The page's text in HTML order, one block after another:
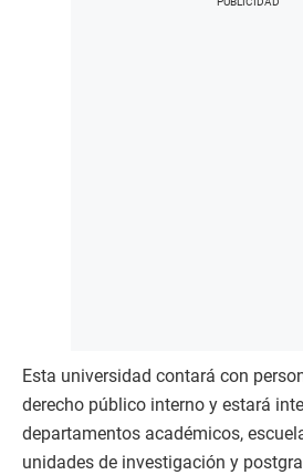
Esta universidad contará con
derecho público interno y estará
departamentos académicos,
unidades de investigación y